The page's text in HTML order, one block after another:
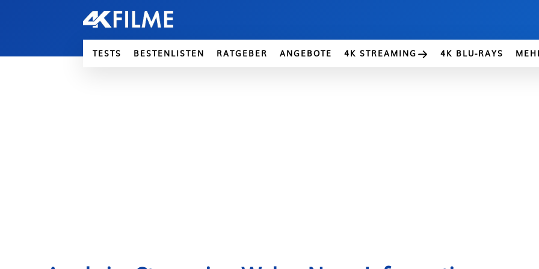
TESTS BESTENLISTEN RATGEBER ANGEBOTE 4K STREAMING 4K BLU-RAYS